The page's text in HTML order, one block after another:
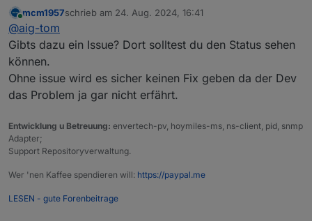
danke
Rules JS weiß, wenn ich auf … klicke, um
ein Objekt auszuwählen. Kann mir jemand
helfen, was ich machen muss?!
Online
mcm1957schrieb am 24. Aug. 2024, 16:41
zuletzt editiert von
@aig-tom
Gibts dazu ein Issue? Dort solltest du den Status sehen
können.
Ohne issue wird es sicher keinen Fix geben da der Dev
das Problem ja gar nicht erfährt.
Entwicklung u Betreuung: envertech-pv, hoymiles-ms, ns-client, pid, snmp
Adapter;
Support Repositoryverwaltung.
Wer 'nen Kaffee spendieren will: https://paypal.me
LESEN - gute Forenbeitrage